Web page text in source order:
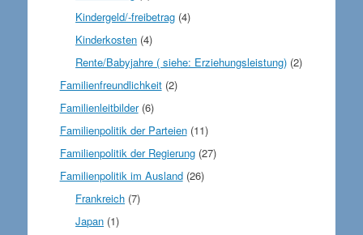
Kindergeld/-freibetrag (4)
Kinderkosten (4)
Rente/Babyjahre ( siehe: Erziehungsleistung) (2)
Familienfreundlichkeit(2)
Familienleitbilder(6)
Familienpolitik der Parteien(11)
Familienpolitik der Regierung(27)
Familienpolitik im Ausland(26)
Frankreich (7)
Japan (1)